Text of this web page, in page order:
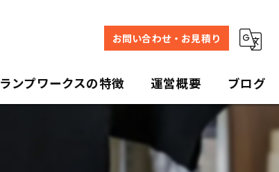
お問い合わせ・お見積り
ランプワークスの特徴 運営概要 ブログ